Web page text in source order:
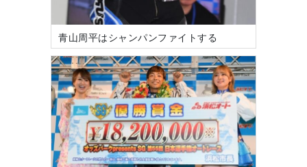
青山周平はシャンパンファイトする